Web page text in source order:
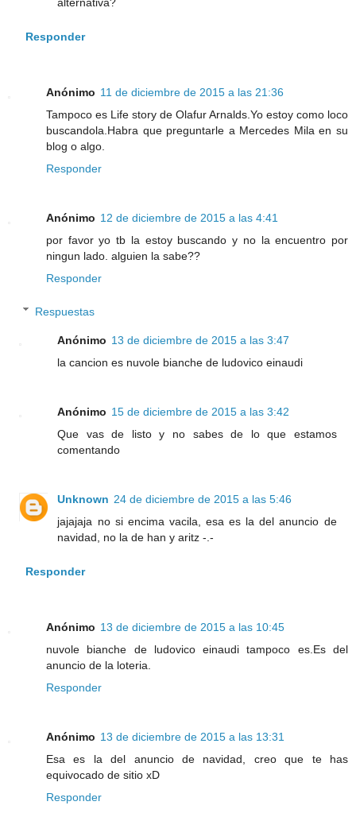
Responder
Anónimo 11 de diciembre de 2015 a las 21:36
Tampoco es Life story de Olafur Arnalds.Yo estoy como loco
buscandola.Habra que preguntarle a Mercedes Mila en su
blog o algo.
Responder
Anónimo 12 de diciembre de 2015 a las 4:41
por favor yo tb la estoy buscando y no la encuentro por
ningun lado. alguien la sabe??
Responder
Respuestas
Anónimo 13 de diciembre de 2015 a las 3:47
la cancion es nuvole bianche de ludovico einaudi
Anónimo 15 de diciembre de 2015 a las 3:42
Que vas de listo y no sabes de lo que estamos
comentando
Unknown 24 de diciembre de 2015 a las 5:46
jajajaja no si encima vacila, esa es la del anuncio de
navidad, no la de han y aritz -.-
Responder
Anónimo 13 de diciembre de 2015 a las 10:45
nuvole bianche de ludovico einaudi tampoco es.Es del
anuncio de la loteria.
Responder
Anónimo 13 de diciembre de 2015 a las 13:31
Esa es la del anuncio de navidad, creo que te has
equivocado de sitio xD
Responder